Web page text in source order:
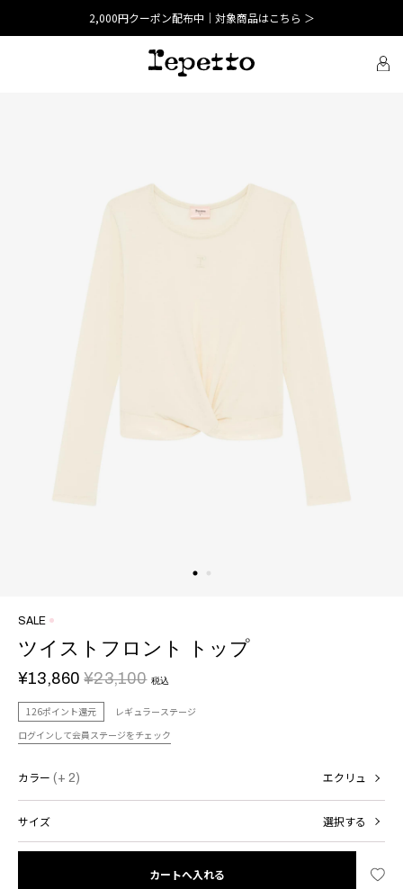
2,000円クーポン配布中｜対象商品はこちら ＞
SALE
ツイストフロント トップ
¥13,860 ¥23,100 税込
126ポイント還元
レギュラーステージ
ログインして会員ステージをチェック
カラー (+ 2) エクリュ
サイズ 選択する
カートへ入れる